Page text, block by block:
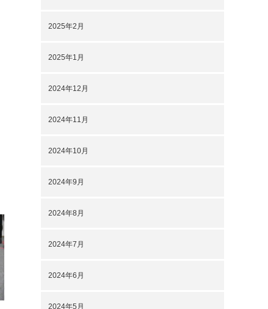
2025年2月
2025年1月
2024年12月
2024年11月
2024年10月
2024年9月
2024年8月
2024年7月
2024年6月
2024年5月